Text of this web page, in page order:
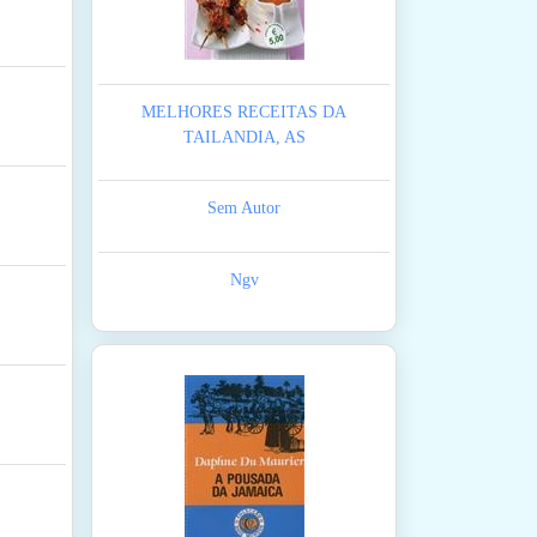
MELHORES RECEITAS DA
TAILANDIA, AS
Sem Autor
Ngv